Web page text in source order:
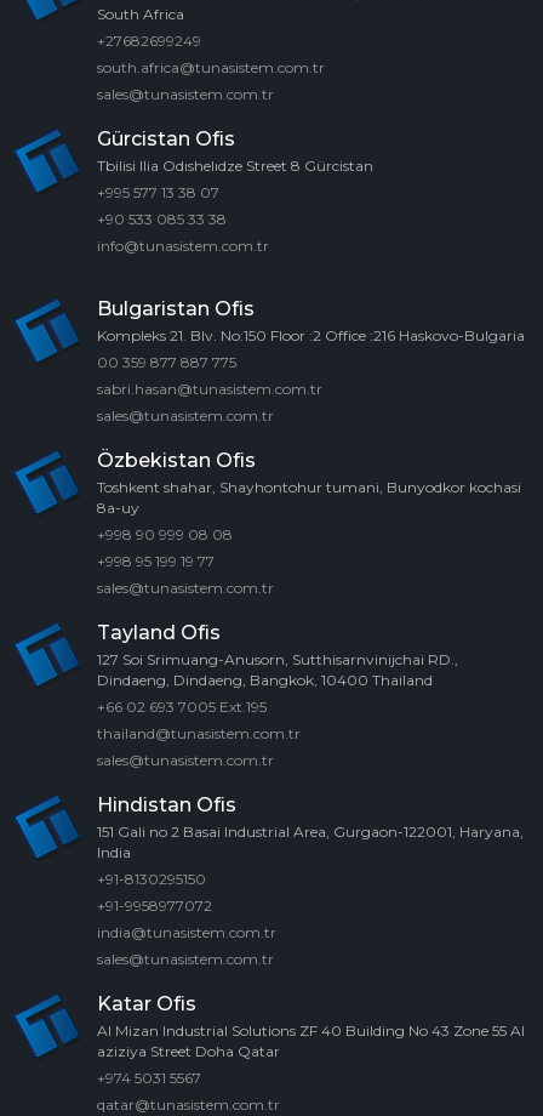
South Africa
+27682699249
south.africa@tunasistem.com.tr
sales@tunasistem.com.tr
Gürcistan Ofis
Tbilisi Ilia Odıshelıdze Street 8 Gürcistan
+995 577 13 38 07
+90 533 085 33 38
info@tunasistem.com.tr
Bulgaristan Ofis
Kompleks 21. Blv. No:150 Floor :2 Office :216 Haskovo-Bulgaria
00 359 877 887 775
sabri.hasan@tunasistem.com.tr
sales@tunasistem.com.tr
Özbekistan Ofis
Toshkent shahar, Shayhontohur tumani, Bunyodkor kochasi
8a-uy
+998 90 999 08 08
+998 95 199 19 77
sales@tunasistem.com.tr
Tayland Ofis
127 Soi Srimuang-Anusorn, Sutthisarnvinijchai RD.,
Dindaeng, Dindaeng, Bangkok, 10400 Thailand
+66 02 693 7005 Ext.195
thailand@tunasistem.com.tr
sales@tunasistem.com.tr
Hindistan Ofis
151 Gali no 2 Basai Industrial Area, Gurgaon-122001, Haryana,
India
+91-8130295150
+91-9958977072
india@tunasistem.com.tr
sales@tunasistem.com.tr
Katar Ofis
Al Mizan Industrial Solutions ZF 40 Building No 43 Zone 55 Al
aziziya Street Doha Qatar
+974 5031 5567
qatar@tunasistem.com.tr